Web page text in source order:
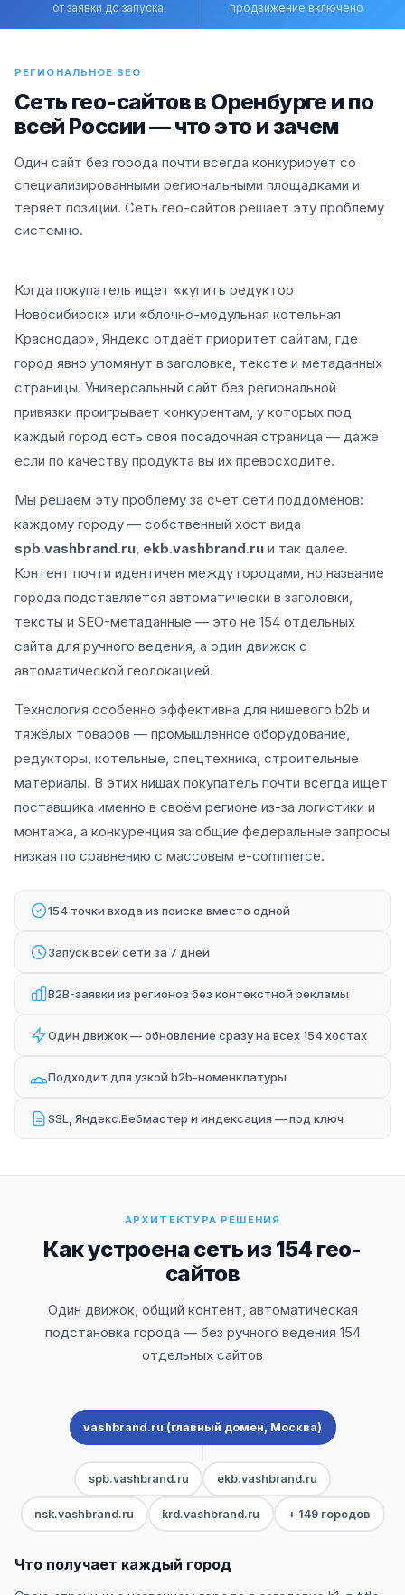
от заявки до запуска продвижение включено
РЕГИОНАЛЬНОЕ SEO
Сеть гео-сайтов в Оренбурге и по
всей России — что это и зачем
Один сайт без города почти всегда конкурирует со
специализированными региональными площадками и
теряет позиции. Сеть гео-сайтов решает эту проблему
системно.
Когда покупатель ищет «купить редуктор
Новосибирск» или «блочно-модульная котельная
Краснодар», Яндекс отдаёт приоритет сайтам, где
город явно упомянут в заголовке, тексте и метаданных
страницы. Универсальный сайт без региональной
привязки проигрывает конкурентам, у которых под
каждый город есть своя посадочная страница — даже
если по качеству продукта вы их превосходите.
Мы решаем эту проблему за счёт сети поддоменов:
каждому городу — собственный хост вида
spb.vashbrand.ru, ekb.vashbrand.ru и так далее.
Контент почти идентичен между городами, но название
города подставляется автоматически в заголовки,
тексты и SEO-метаданные — это не 154 отдельных
сайта для ручного ведения, а один движок с
автоматической геолокацией.
Технология особенно эффективна для нишевого b2b и
тяжёлых товаров — промышленное оборудование,
редукторы, котельные, спецтехника, строительные
материалы. В этих нишах покупатель почти всегда ищет
поставщика именно в своём регионе из-за логистики и
монтажа, а конкуренция за общие федеральные запросы
низкая по сравнению с массовым e-commerce.
154 точки входа из поиска вместо одной
Запуск всей сети за 7 дней
B2B-заявки из регионов без контекстной рекламы
Один движок — обновление сразу на всех 154 хостах
Подходит для узкой b2b-номенклатуры
SSL, Яндекс.Вебмастер и индексация — под ключ
АРХИТЕКТУРА РЕШЕНИЯ
Как устроена сеть из 154 гео-
сайтов
Один движок, общий контент, автоматическая
подстановка города — без ручного ведения 154
отдельных сайтов
vashbrand.ru (главный домен, Москва)
spb.vashbrand.ru ekb.vashbrand.ru
nsk.vashbrand.ru krd.vashbrand.ru + 149 городов
Что получает каждый город